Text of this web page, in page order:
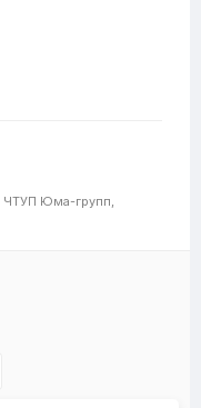
ЧТУП Юма-групп,